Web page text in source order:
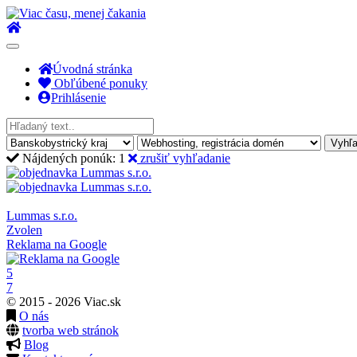
Toggle
navigationÚvodná stránka
Obľúbené ponuky
Prihlásenie
Nájdených ponúk: 1 zrušiť vyhľadanie
Lummas s.r.o.
Zvolen
Reklama na Google
5
7
© 2015 - 2026 Viac.sk
O nás
tvorba web stránok
Blog